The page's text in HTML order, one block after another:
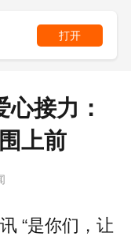
打开
接力：
上前
“是你们，让